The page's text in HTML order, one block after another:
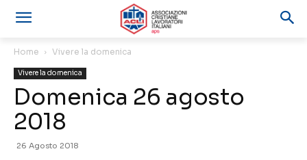
Home Vivere la domenica
Vivere la domenica
Domenica 26 agosto
2018
26 Agosto 2018